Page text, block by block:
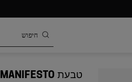
טבעת TOUS MANIFESTO קטנה מכסף